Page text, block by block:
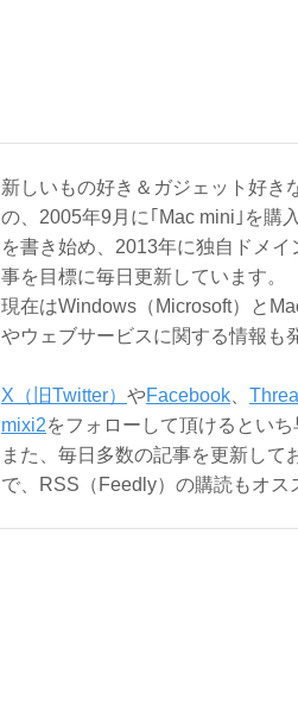
新しいもの好き＆ガジェット好き
の、2005年9月に｢Mac mini｣を購
を書き始め、2013年に独自ドメ
事を目標に毎日更新しています。
現在はWindows（Microsoft）と
やウェブサービスに関する情報も
X（旧Twitter） やFacebook
mixi2をフォローして頂けるといち
また、毎日多数の記事を更新し
で、RSS（Feedly）の購読もオス